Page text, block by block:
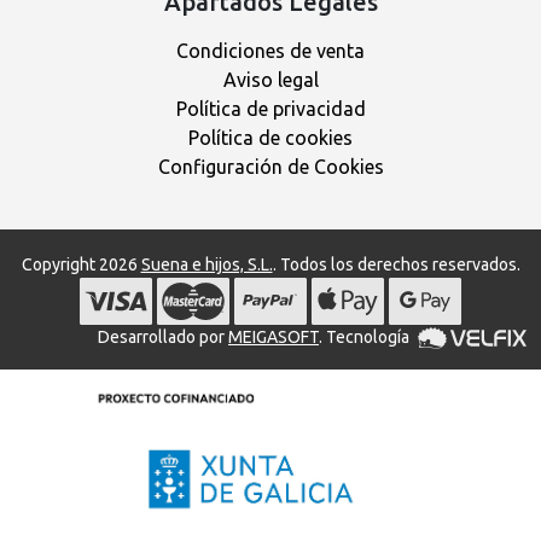
Condiciones de venta
Aviso legal
Política de privacidad
Política de cookies
Configuración de Cookies
Copyright 2026 Suena e hijos, S.L.. Todos los derechos reservados.
Desarrollado porMEIGASOFT. Tecnología